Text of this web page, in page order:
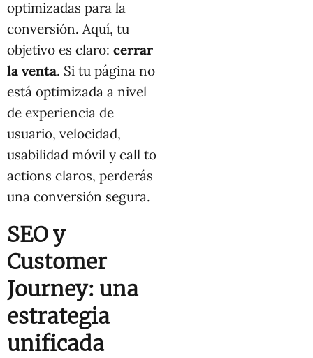
optimizadas para la
conversión. Aquí, tu
objetivo es claro: cerrar
la venta. Si tu página no
está optimizada a nivel
de experiencia de
usuario, velocidad,
usabilidad móvil y call to
actions claros, perderás
una conversión segura.
SEO y
Customer
Journey: una
estrategia
unificada